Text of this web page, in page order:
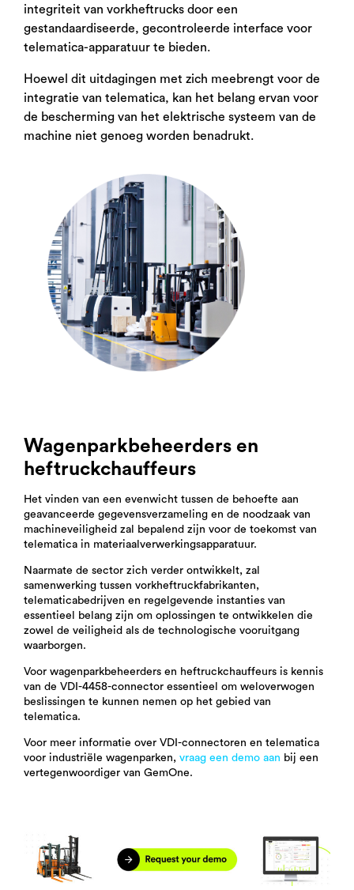
integriteit van vorkheftrucks door een
gestandaardiseerde, gecontroleerde interface voor
telematica-apparatuur te bieden.
Hoewel dit uitdagingen met zich meebrengt voor de
integratie van telematica, kan het belang ervan voor
de bescherming van het elektrische systeem van de
machine niet genoeg worden benadrukt.
Wagenparkbeheerders en
heftruckchauffeurs
Het vinden van een evenwicht tussen de behoefte aan
geavanceerde gegevensverzameling en de noodzaak van
machineveiligheid zal bepalend zijn voor de toekomst van
telematica in materiaalverwerkingsapparatuur.
Naarmate de sector zich verder ontwikkelt, zal
samenwerking tussen vorkheftruckfabrikanten,
telematicabedrijven en regelgevende instanties van
essentieel belang zijn om oplossingen te ontwikkelen die
zowel de veiligheid als de technologische vooruitgang
waarborgen.
Voor wagenparkbeheerders en heftruckchauffeurs is kennis
van de VDI-4458-connector essentieel om weloverwogen
beslissingen te kunnen nemen op het gebied van
telematica.
Voor meer informatie over VDI-connectoren en telematica
voor industriële wagenparken, vraag een demo aan bij een
vertegenwoordiger van GemOne.